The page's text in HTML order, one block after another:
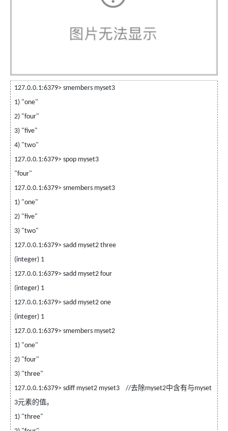
127.0.0.1:6379> smembers myset3
1) "one"
2) "four"
3) "five"
4) "two"
127.0.0.1:6379> spop myset3
"four"
127.0.0.1:6379> smembers myset3
1) "one"
2) "five"
3) "two"
127.0.0.1:6379> sadd myset2 three
(integer) 1
127.0.0.1:6379> sadd myset2 four
(integer) 1
127.0.0.1:6379> sadd myset2 one
(integer) 1
127.0.0.1:6379> smembers myset2
1) "one"
2) "four"
3) "three"
127.0.0.1:6379> sdiff myset2 myset3
//去除myset2中含有与myset
3元素的值。
1) "three"